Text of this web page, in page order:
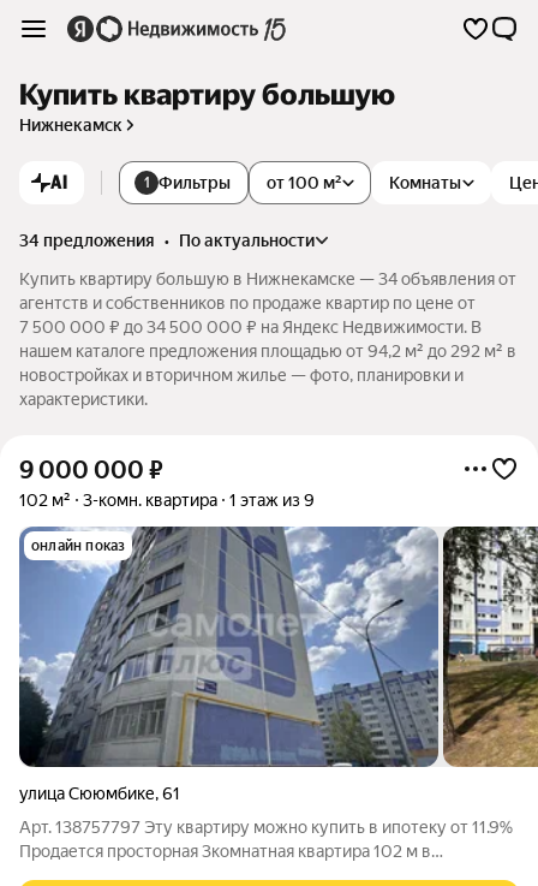
Купить квартиру большую
Нижнекамск
AI 1 Фильтры Комнаты
от 100 м²
34 предложения •
по актуальности
Купить квартиру большую в Нижнекамске — 34 объявления от
агентств и собственников по продаже квартир по цене от
7 500 000 ₽ до 34 500 000 ₽ на Яндекс Недвижимости. В
нашем каталоге предложения площадью от 94,2 м² до 292 м² в
новостройках и вторичном жилье — фото, планировки и
характеристики.
9 000 000 ₽
102 м² 3-комн. квартира 1 этаж из 9
онлайн показ
улица Сююмбике,61
Арт. 138757797 Эту квартиру можно купить в ипотеку от 11.9%
Продается просторная 3комнатная квартира 102 м в